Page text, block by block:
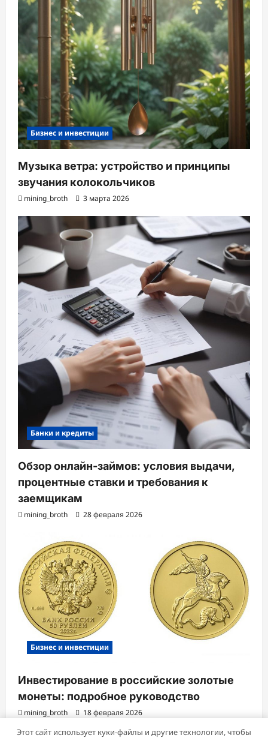
Бизнес и инвестиции
Музыка ветра: устройство и принципы
звучания колокольчиков
mining_broth 3 марта 2026
Банки и кредиты
Обзор онлайн-займов: условия выдачи,
процентные ставки и требования к
заемщикам
mining_broth 28 февраля 2026
Бизнес и инвестиции
Инвестирование в российские золотые
монеты: подробное руководство
mining_broth 18 февраля 2026
Этот сайт использует куки-файлы и другие технологии, чтобы